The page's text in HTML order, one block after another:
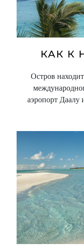
КАК К
Остров
аэропорт Даалу